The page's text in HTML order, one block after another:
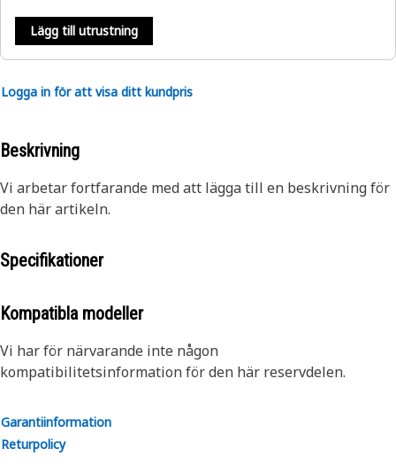
Lägg till utrustning
Logga in för att visa ditt kundpris
Beskrivning
Vi arbetar fortfarande med att lägga till en beskrivning för
den här artikeln.
Specifikationer
Kompatibla modeller
Vi har för närvarande inte någon
kompatibilitetsinformation för den här reservdelen.
Garantiinformation
Returpolicy